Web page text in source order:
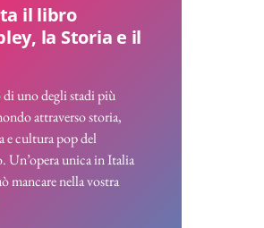
il libro
la Storia e il
uno degli stadi più
attraverso storia,
e cultura pop del
Un’opera unica in Italia
mancare nella vostra